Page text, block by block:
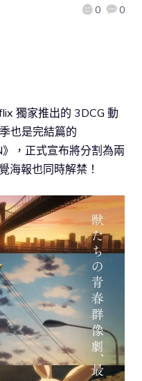
0 0
獨家推出的 3DCG 動
也是完結篇的
，正式宣布將分割為兩
海報也同時解禁！